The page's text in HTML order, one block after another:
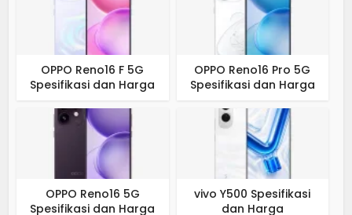
OPPO Reno16 F 5G
Spesifikasi dan Harga
OPPO Reno16 Pro 5G
Spesifikasi dan Harga
OPPO Reno16 5G
Spesifikasi dan Harga
vivo Y500 Spesifikasi
dan Harga